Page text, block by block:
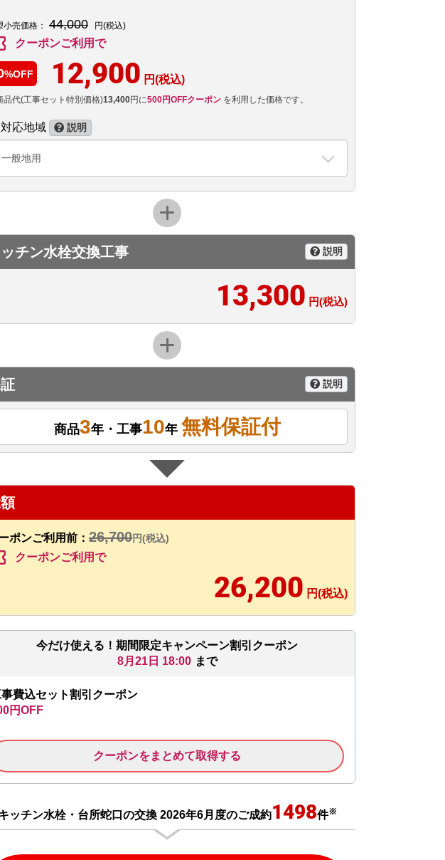
小売価格： 44,000 円(税込)
クーポンご利用で
%OFF 12,900 円(税込)
代(工事セット特別価格)13,400円に500円OFFクーポン を利用した価格です。
応地域 説明
一般地用
チン水栓交換工事 説明
13,300 円(税込)
説明
商品3年・工事10年 無料保証付
ポンご利用前： 26,700円(税込)
クーポンご利用で
26,200 円(税込)
今だけ使える！期間限定キャンペーン割引クーポン
8月21日 18:00 まで
費込セット割引クーポン
円OFF
クーポンをまとめて取得する
ッチン水栓・台所蛇口の交換 2026年6月度のご成約1498件※